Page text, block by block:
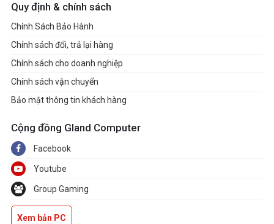
Quy định & chính sách
Chính Sách Bảo Hành
Chính sách đổi, trả lại hàng
Chính sách cho doanh nghiệp
Chính sách vận chuyển
Bảo mật thông tin khách hàng
Cộng đồng Gland Computer
Facebook
Youtube
Group Gaming
Xem bản PC